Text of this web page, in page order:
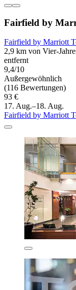
Fairfield by
Fairfield by Marriott
2,9 km von Vier-
entfernt
9,4/10
Außergewöhnlich
(116 Bewertungen)
93 €
17. Aug.–18. Aug.
Fairfield by Marriott